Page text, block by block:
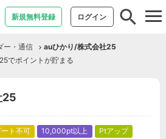
新規無料登録 ログイン
ー・通信
auひかり/株式会社25
でポイントが貯まる
25
ート不可 10,000pt以上 Ptアップ